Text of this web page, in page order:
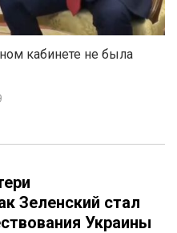
кабинете не была
Зеленский стал
Украины